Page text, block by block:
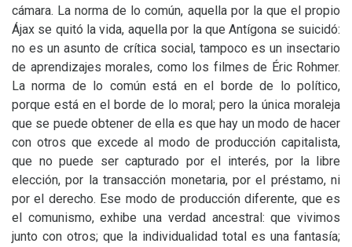
cámara. La norma de lo común, aquella por la que el propio
Ájax se quitó la vida, aquella por la que Antígona se suicidó:
no es un asunto de crítica social, tampoco es un insectario
de aprendizajes morales, como los filmes de Éric Rohmer.
La norma de lo común está en el borde de lo político,
porque está en el borde de lo moral; pero la única moraleja
que se puede obtener de ella es que hay un modo de hacer
con otros que excede al modo de producción capitalista,
que no puede ser capturado por el interés, por la libre
elección, por la transacción monetaria, por el préstamo, ni
por el derecho. Ese modo de producción diferente, que es
el comunismo, exhibe una verdad ancestral: que vivimos
junto con otros; que la individualidad total es una fantasía;